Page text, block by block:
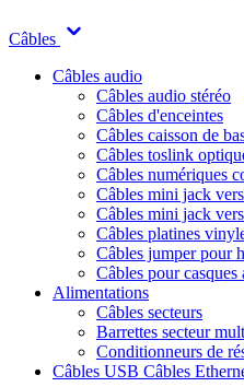
Câbles
Câbles audio
Câbles audio stéréo
Câbles d'enceintes
Câbles caisson de
Câbles toslink
Câbles numériques
Câbles mini jack
Câbles mini jack
Câbles platines
Câbles jumper pour
Câbles pour casques
Alimentations
Câbles secteurs
Barrettes secteur
Conditionneurs de
Câbles USB Câbles